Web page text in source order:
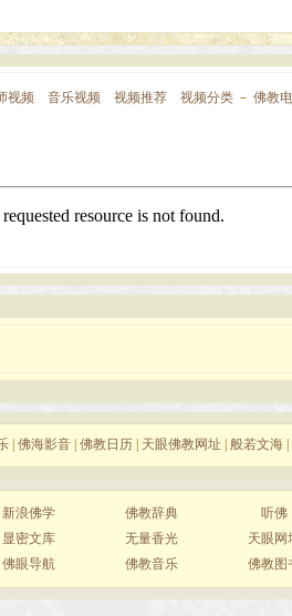
视频 音乐视频 视频推荐 视频分类 － 佛教
佛海影音 佛教日历 天眼佛教网址 般若文海
新浪佛学 佛教辞典
听佛
显密文库 无量香光
天眼网
佛眼导航 佛教音乐 佛教图